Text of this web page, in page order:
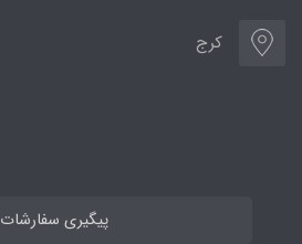
کرج
پیگیری سفارشات